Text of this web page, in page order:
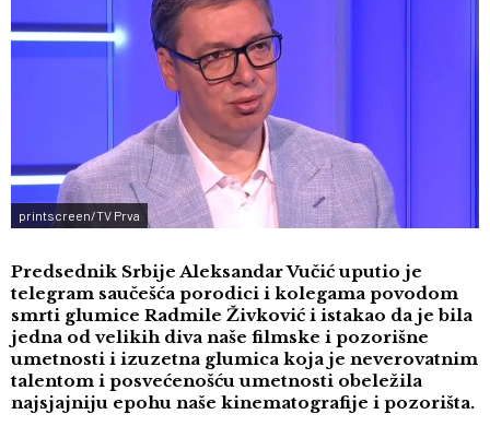
printscreen/TV Prva
Predsednik Srbije Aleksandar Vučić uputio je
telegram saučešća porodici i kolegama povodom
smrti glumice Radmile Živković i istakao da je bila
jedna od velikih diva naše filmske i pozorišne
umetnosti i izuzetna glumica koja je neverovatnim
talentom i posvećenošću umetnosti obeležila
najsjajniju epohu naše kinematografije i pozorišta.